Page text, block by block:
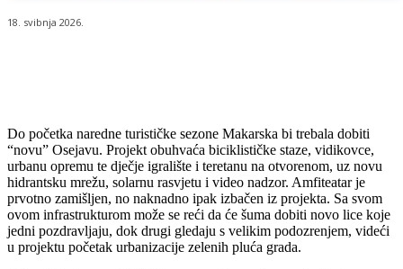
18. svibnja 2026.
Do početka naredne turističke sezone Makarska bi trebala dobiti
“novu” Osejavu. Projekt obuhvaća biciklističke staze, vidikovce,
urbanu opremu te dječje igralište i teretanu na otvorenom, uz novu
hidrantsku mrežu, solarnu rasvjetu i video nadzor. Amfiteatar je
prvotno zamišljen, no naknadno ipak izbačen iz projekta. Sa svom
ovom infrastrukturom može se reći da će šuma dobiti novo lice koje
jedni pozdravljaju, dok drugi gledaju s velikim podozrenjem, videći
u projektu početak urbanizacije zelenih pluća grada.